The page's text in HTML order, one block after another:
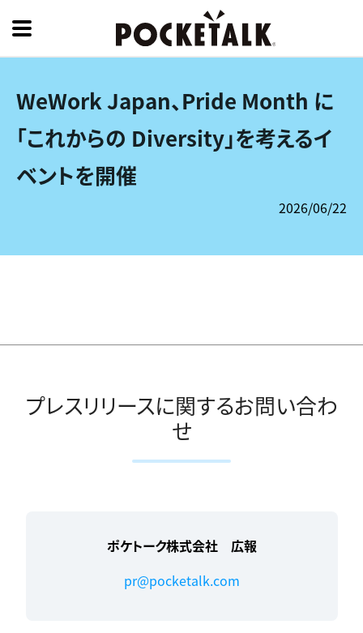
WeWork Japan、Pride Month に
「これからの Diversity」を考えるイ
ベントを開催
2026/06/22
プレスリリースに関するお問い合わ
せ
ポケトーク株式会社 広報
pr@pocketalk.com